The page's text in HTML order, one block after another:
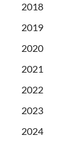
2018
2019
2020
2021
2022
2023
2024